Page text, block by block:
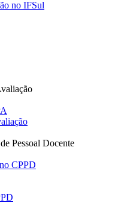
no IFSul
Pessoal Docente
CPPD